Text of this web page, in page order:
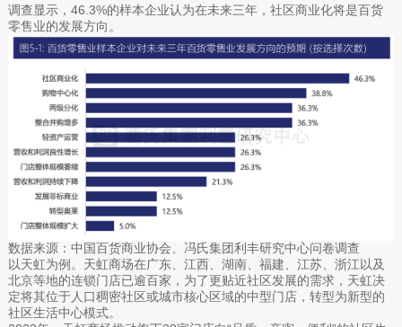
调查显示，46.3%的样本企业认为在未来三年，社区商业化将是百货
零售业的发展方向。
数据来源：中国百货商业协会、冯氏集团利丰研究中心问卷调查
以天虹为例。天虹商场在广东、江西、湖南、福建、江苏、浙江以及
北京等地的连锁门店已逾百家，为了更贴近社区发展的需求，天虹决
定将其位于人口稠密社区或城市核心区域的中型门店，转型为新型的
社区生活中心模式。